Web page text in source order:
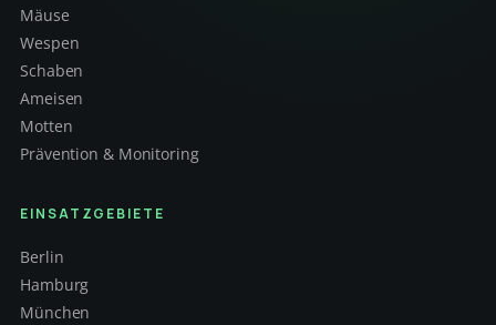
Mäuse
Wespen
Schaben
Ameisen
Motten
Prävention & Monitoring
EINSATZGEBIETE
Berlin
Hamburg
München